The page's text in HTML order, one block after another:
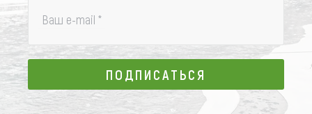
Ваш e-mail *
ПОДПИСАТЬСЯ
ПОДПИСАТЬСЯ